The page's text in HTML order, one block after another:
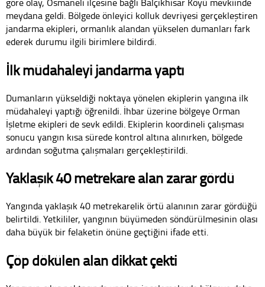
meydana geldi. Bölgede önleyici kolluk devriyesi gerçekleştiren
jandarma ekipleri, ormanlık alandan yükselen dumanları fark
ederek durumu ilgili birimlere bildirdi.
İlk müdahaleyi jandarma yaptı
Dumanların yükseldiği noktaya yönelen ekiplerin yangına ilk
müdahaleyi yaptığı öğrenildi. İhbar üzerine bölgeye Orman
İşletme ekipleri de sevk edildi. Ekiplerin koordineli çalışması
sonucu yangın kısa sürede kontrol altına alınırken, bölgede
ardından soğutma çalışmaları gerçekleştirildi.
Yaklaşık 40 metrekare alan zarar gördü
Yangında yaklaşık 40 metrekarelik örtü alanının zarar gördüğü
belirtildi. Yetkililer, yangının büyümeden söndürülmesinin olası
daha büyük bir felaketin önüne geçtiğini ifade etti.
Çöp dökülen alan dikkat çekti